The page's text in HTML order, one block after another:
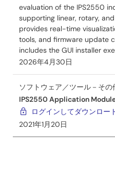
evaluation of the IPS2550
supporting linear, rotary,
provides real-time
tools, and firmware update
includes the GUI installer
2026年4月30日
ソフトウェア／ツール－その
IPS2550 Application
ログインしてダウンロー
2021年1月20日